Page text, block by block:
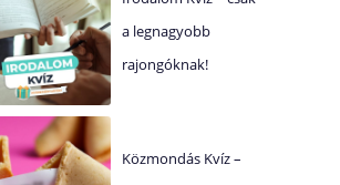
a legnagyobb
rajongóknak!
Közmondás Kvíz –